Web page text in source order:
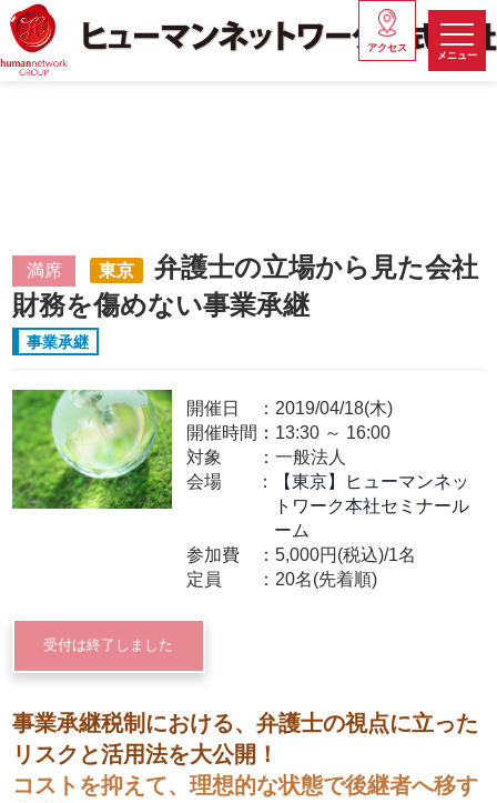
メニュー
アクセス
満席 東京
弁護士の立場から見た会社
財務を傷めない事業承継
事業承継
開催日
2019/04/18(木)
開催時間： 13:30～ 16:00
対象
一般法人
会場
【東京】ヒューマンネッ
トワーク本社セミナール
ーム
参加費
5,000円(税込)/1名
定員
20名(先着順)
受付は終了しました
事業承継税制における、弁護士の視点に立った
リスクと活用法を大公開！
コストを抑えて、理想的な状態で後継者へ移す